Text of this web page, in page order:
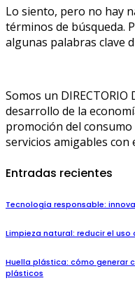
Lo siento, pero no hay
términos de búsqueda.
algunas palabras clave
Somos un
desarrollo de la
promoción del
servicios amigables con
Entradas recientes
Tecnología responsable:
Limpieza natural: reducir el
Huella plástica: cómo generar
plásticos